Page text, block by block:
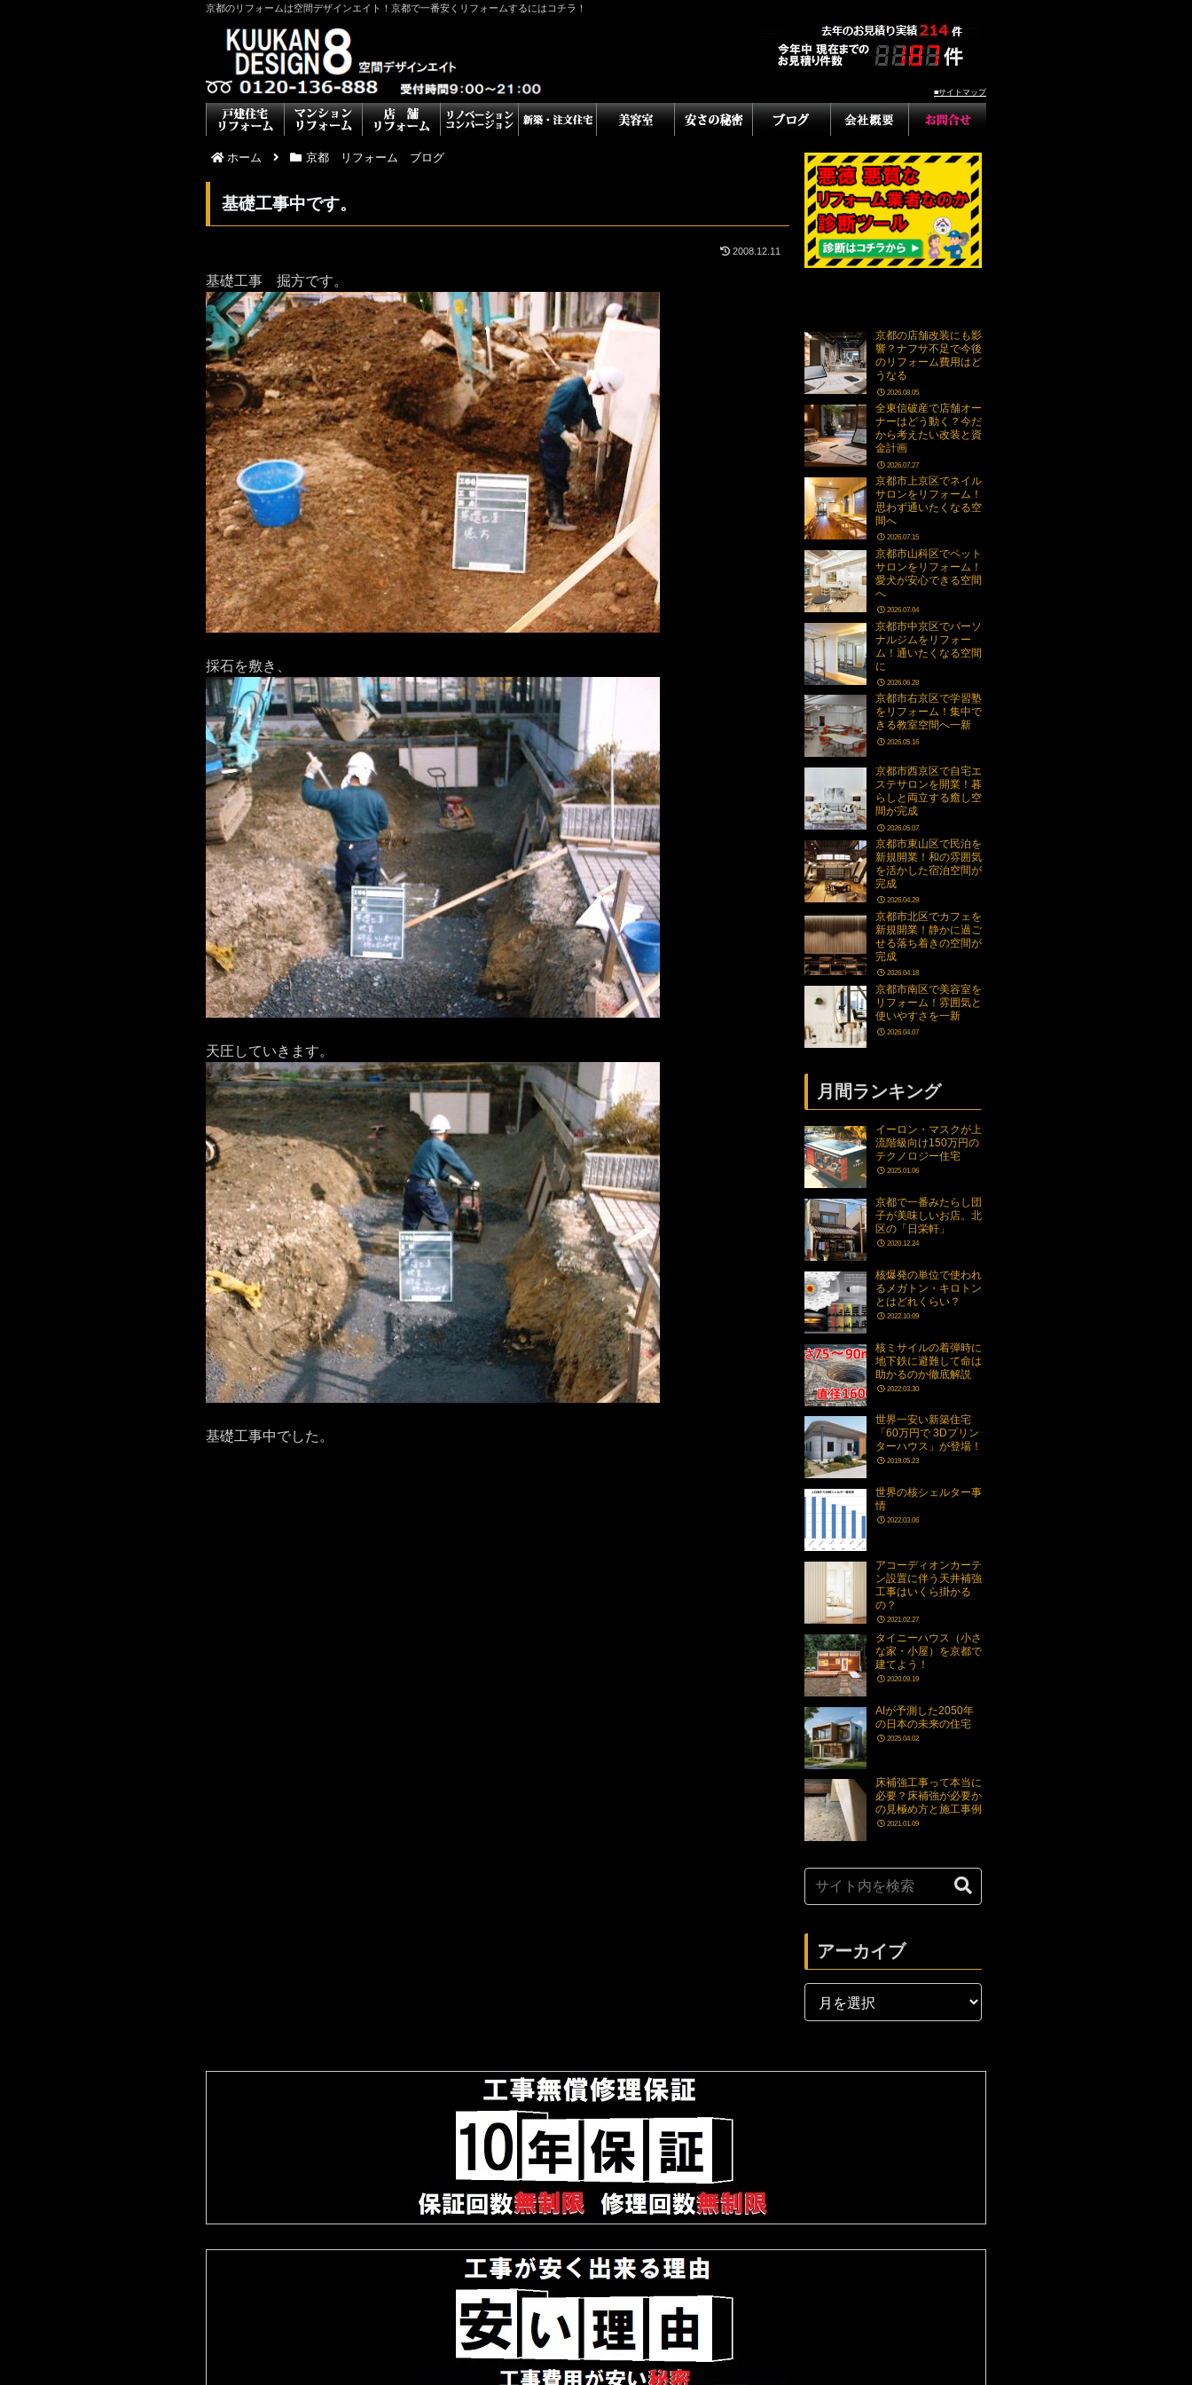
京都のリフォームは空間デザインエイト！京都で一番安くリフォームするにはコチラ！
■サイトマップ
ホーム 京都 リフォーム ブログ
基礎工事中です。
2008.12.11
基礎工事 掘方です。
採石を敷き、
天圧していきます。
基礎工事中でした。
京都の店舗改装にも影
響？ナフサ不足で今後
のリフォーム費用はど
うなる
2026.08.05
全東信破産で店舗オー
ナーはどう動く？今だ
から考えたい改装と資
金計画
2026.07.27
京都市上京区でネイル
サロンをリフォーム！
思わず通いたくなる空
間へ
2026.07.15
京都市山科区でペット
サロンをリフォーム！
愛犬が安心できる空間
へ
2026.07.04
京都市中京区でパーソ
ナルジムをリフォー
ム！通いたくなる空間
に
2026.06.28
京都市右京区で学習塾
をリフォーム！集中で
きる教室空間へ一新
2026.05.16
京都市西京区で自宅エ
ステサロンを開業！暮
らしと両立する癒し空
間が完成
2026.05.07
京都市東山区で民泊を
新規開業！和の雰囲気
を活かした宿泊空間が
完成
2026.04.29
京都市北区でカフェを
新規開業！静かに過ご
せる落ち着きの空間が
完成
2026.04.18
京都市南区で美容室を
リフォーム！雰囲気と
使いやすさを一新
2026.04.07
月間ランキング
イーロン・マスクが上
流階級向け150万円の
テクノロジー住宅
2025.01.06
京都で一番みたらし団
子が美味しいお店。北
区の「日栄軒」
2020.12.24
核爆発の単位で使われ
るメガトン・キロトン
とはどれくらい？
2022.10.09
核ミサイルの着弾時に
地下鉄に避難して命は
助かるのか徹底解説
2022.03.30
世界一安い新築住宅
「60万円で 3Dプリン
ターハウス」が登場！
2019.05.23
世界の核シェルター事
情
2022.03.06
アコーディオンカーテ
ン設置に伴う天井補強
工事はいくら掛かる
の？
2021.02.27
タイニーハウス（小さ
な家・小屋）を京都で
建てよう！
2020.09.19
AIが予測した2050年
の日本の未来の住宅
2025.04.02
床補強工事って本当に
必要？床補強が必要か
の見極め方と施工事例
2021.01.09
アーカイブ